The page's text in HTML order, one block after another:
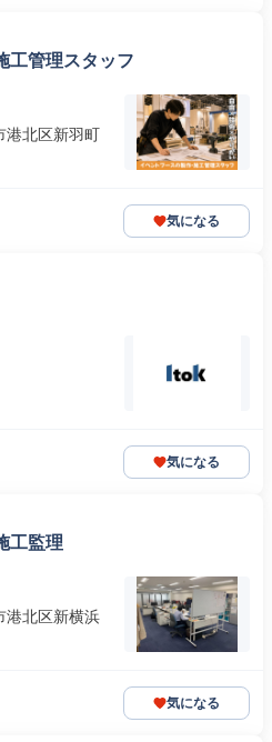
工管理スタッフ
港北区新羽町
気になる
気になる
工監理
港北区新横浜
気になる